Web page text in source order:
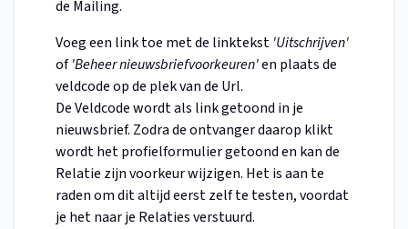
de Mailing.
Voeg een link toe met de linktekst 'Uitschrijven'
of'Beheer nieuwsbriefvoorkeuren'en plaats de
veldcode op de plek van de Url.
De Veldcode wordt als link getoond in je
nieuwsbrief. Zodra de ontvanger daarop klikt
wordt het profielformulier getoond en kan de
Relatie zijn voorkeur wijzigen. Het is aan te
raden om dit altijd eerst zelf te testen, voordat
je het naar je Relaties verstuurd.